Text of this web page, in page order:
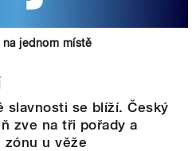
jednom místě
slavnosti se blíží. Český
zve na tři pořady a
zónu u věže